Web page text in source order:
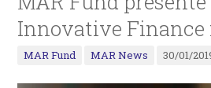
Innovative Finance
MAR Fund MAR News 30/01/